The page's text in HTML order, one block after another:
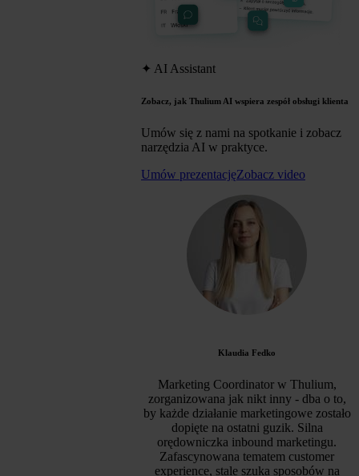
✦ AI Assistant
Zobacz, jak Thulium AI wspiera zespół obsługi klienta
Umów się z nami na spotkanie i zobacz
narzędzia AI w praktyce.
Umów prezentacjęZobacz video
Klaudia Fedko
Marketing Coordinator w Thulium,
zorganizowana jak nikt inny - dba o to,
by każde działanie marketingowe zostało
dopięte na ostatni guzik. Silna
orędowniczka inbound marketingu.
Zafascynowana tematem customer
experience, stale szuka sposobów na